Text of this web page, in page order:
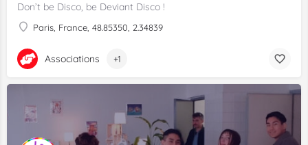
Don’t be Disco, be Deviant Disco !
Paris, France, 48.85350, 2.34839
Associations +1